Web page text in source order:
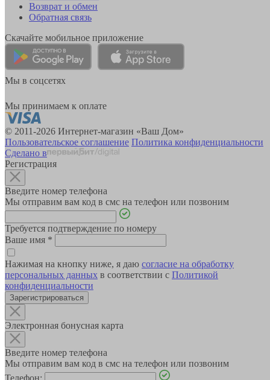
Возврат и обмен
Обратная связь
Скачайте мобильное приложение
Мы в соцсетях
Мы принимаем к оплате
© 2011-2026 Интернет-магазин «Ваш Дом»
Пользовательское соглашение Политика конфиденциальности
Сделано в
Регистрация
Введите номер телефона
Мы отправим вам код в смс на телефон или позвоним
Требуется подтверждение по номеру
Ваше имя *
Нажимая на кнопку ниже, я даю согласие на обработку
персональных данных в соответствии с Политикой
конфиденциальности
Зарегистрироваться
Электронная бонусная карта
Введите номер телефона
Мы отправим вам код в смс на телефон или позвоним